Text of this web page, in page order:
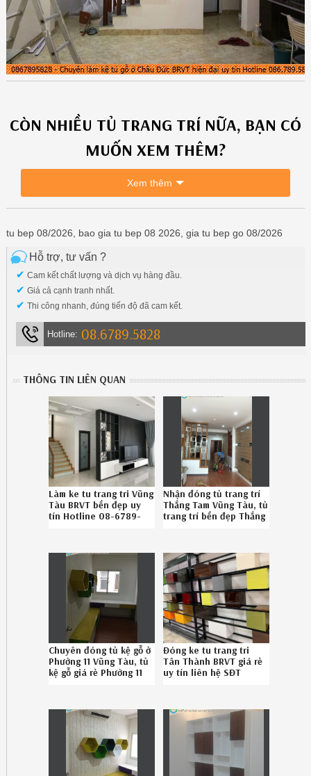
CÒN NHIỀU TỦ TRANG TRÍNỮA, BẠN CÓ
MUỐN XEM THÊM?
Xem thêm
tu bep 08/2026, bao gia tu bep 08 2026, gia tu bep go 08/2026
Hỗ trợ, tư vấn ?
✔ Cam kết chất lượng và dịch vụ hàng đầu.
✔ Giá cả cạnh tranh nhất.
✔ Thi công nhanh, đúng tiến độ đã cam kết.
Hotline: 08.6789.5828
THÔNG TIN LIÊN QUAN
Làm ke tu trang tri Vũng
Tàu BRVT bền đẹp uy
tín Hotline 08-6789-
Nhận đóng tủ trang trí
Thắng Tam Vũng Tàu, tủ
trang trí bền đẹp Thắng
Chuyên đóng tủ kệ gỗ ở
Phường 11 Vũng Tàu, tủ
kệ gỗ giá rẻ Phường 11
Đóng ke tu trang tri
Tân Thành BRVT giá rẻ
uy tín liên hệ SĐT